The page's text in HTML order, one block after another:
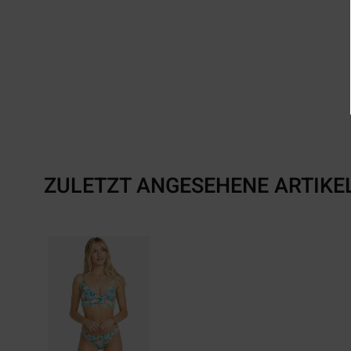
ZULETZT ANGESEHENE